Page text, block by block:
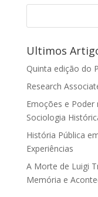
Ultimos
Quinta edição do
Research
Emoções e Poder
Sociologia
História Pública
Experiências
A Morte de Luigi
Memória e